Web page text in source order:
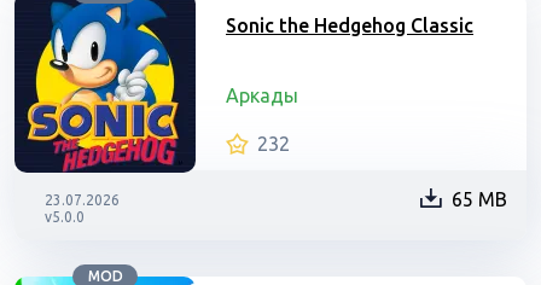
Sonic the Hedgehog Classic
Аркады
232
23.07.2026
v5.0.0
65 MB
MOD